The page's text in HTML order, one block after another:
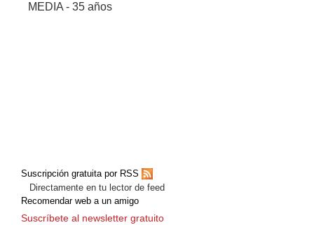
MEDIA - 35 años
Suscripción gratuita por RSS
Directamente en tu lector de feed
Recomendar web a un amigo
Suscríbete al newsletter gratuito